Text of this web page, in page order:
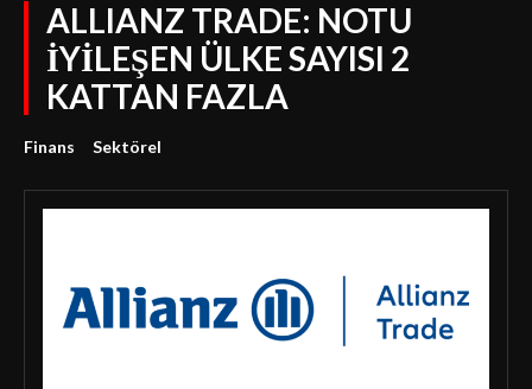
ALLIANZ TRADE: NOTU
İYİLEŞEN ÜLKE SAYISI 2
KATTAN FAZLA
Finans Sektörel